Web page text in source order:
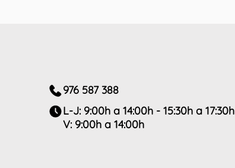
976 587 388
L-J: 9:00h a 14:00h - 15:30h a 17:30h
V: 9:00h a 14:00h